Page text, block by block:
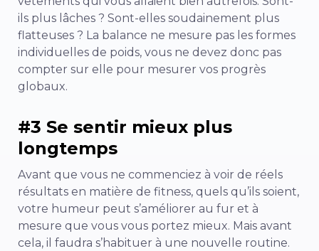
ils plus lâches ? Sont-elles soudainement plus
flatteuses ? La balance ne mesure pas les formes
individuelles de poids, vous ne devez donc pas
compter sur elle pour mesurer vos progrès
globaux.
#3 Se sentir mieux plus
longtemps
Avant que vous ne commenciez à voir de réels
résultats en matière de fitness, quels qu’ils soient,
votre humeur peut s’améliorer au fur et à
mesure que vous vous portez mieux. Mais avant
cela, il faudra s’habituer à une nouvelle routine.